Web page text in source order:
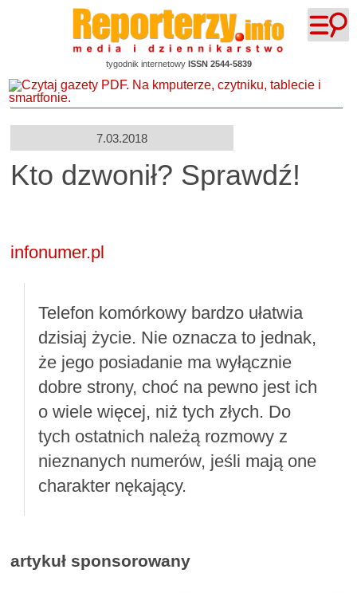
tygodnik internetowy ISSN 2544-5839
7.03.2018
Kto dzwonił? Sprawdź!
infonumer.pl
Telefon komórkowy bardzo ułatwia
dzisiaj życie. Nie oznacza to jednak,
że jego posiadanie ma wyłącznie
dobre strony, choć na pewno jest ich
o wiele więcej, niż tych złych. Do
tych ostatnich należą rozmowy z
nieznanych numerów, jeśli mają one
charakter nękający.
artykuł sponsorowany